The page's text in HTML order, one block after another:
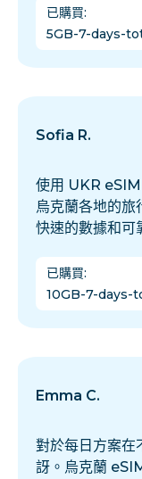
已購買:
5GB-7-days-
Sofia R.
使用 UKR
烏克蘭各地的
快速的數據和可
已購買:
10GB-7-days-
Emma C.
對於每日方案在
訝。烏克蘭